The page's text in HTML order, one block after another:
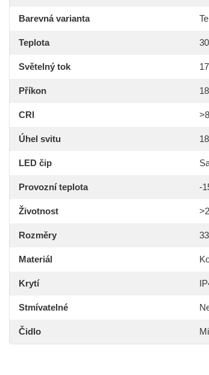
Barevná varianta
Teplota
Světelný tok
Příkon
CRI
Úhel svitu
LED čip
Provozní teplota -
Životnost
Rozměry
Materiál
Krytí
Stmívatelné
Čidlo